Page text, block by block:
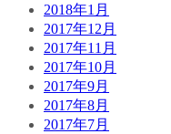
2018年1月
2017年12月
2017年11月
2017年10月
2017年9月
2017年8月
2017年7月